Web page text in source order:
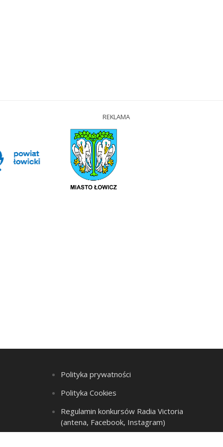
REKLAMA
Polityka prywatności
Polityka Cookies
Regulamin konkursów Radia Victoria
(antena, Facebook, Instagram)